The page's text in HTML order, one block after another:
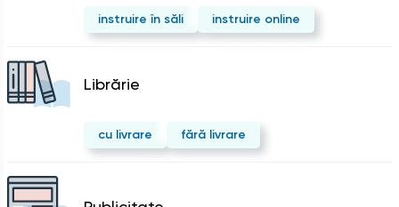
instruire în săli instruire online
Librărie
cu livrare fără livrare